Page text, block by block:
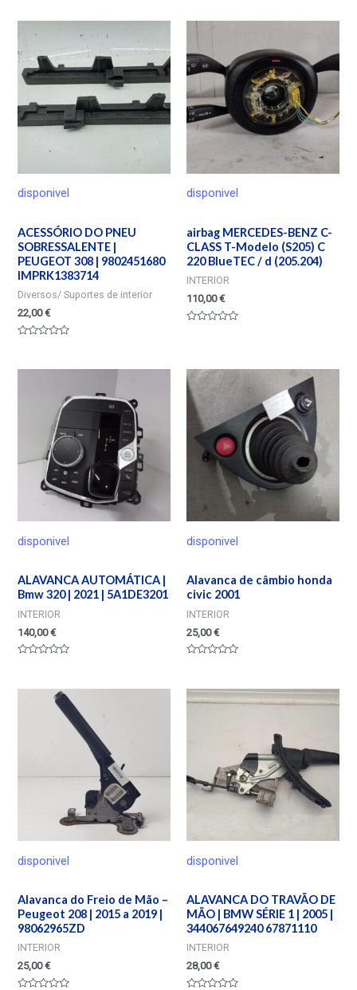
5
disponivel
ACESSÓRIO DO PNEU
SOBRESSALENTE |
PEUGEOT 308 | 9802451680
IMPRK1383714
Diversos/ Suportes de interior
22,00€
disponivel
airbag MERCEDES-BENZ C-
CLASS T-Modelo (S205) C
220 BlueTEC / d (205.204)
INTERIOR
110,00€
5
disponivel
ALAVANCA AUTOMÁTICA |
Bmw 320 | 2021 | 5A1DE3201
INTERIOR
140,00€
disponivel
Alavanca de câmbio honda
civic 2001
INTERIOR
25,00€
de
5
disponivel
Alavanca do Freio de Mão –
Peugeot 208 | 2015 a 2019 |
98062965ZD
INTERIOR
25,00€
disponivel
ALAVANCA DO TRAVÃO DE
MÃO | BMW SÉRIE 1 | 2005 |
344067649240 67871110
INTERIOR
28,00€